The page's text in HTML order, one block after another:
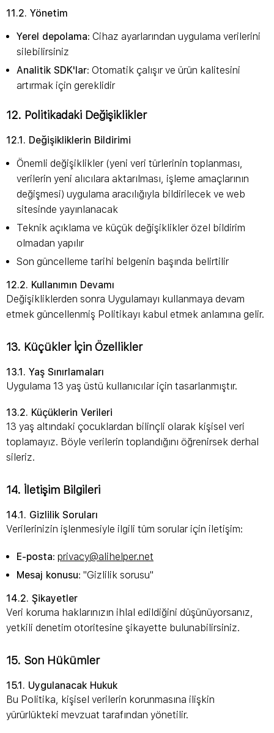
11.2. Yönetim
Yerel depolama: Cihaz ayarlarından uygulama verilerini
silebilirsiniz
Analitik SDK'lar: Otomatik çalışır ve ürün kalitesini
artırmak için gereklidir
12. Politikadaki Değişiklikler
12.1. Değişikliklerin Bildirimi
Önemli değişiklikler (yeni veri türlerinin toplanması,
verilerin yeni alıcılara aktarılması, işleme amaçlarının
değişmesi) uygulama aracılığıyla bildirilecek ve web
sitesinde yayınlanacak
Teknik açıklama ve küçük değişiklikler özel bildirim
olmadan yapılır
Son güncelleme tarihi belgenin başında belirtilir
12.2. Kullanımın Devamı
Değişikliklerden sonra Uygulamayı kullanmaya devam
etmek güncellenmiş Politikayı kabul etmek anlamına gelir.
13. Küçükler İçin Özellikler
13.1. Yaş Sınırlamaları
Uygulama 13 yaş üstü kullanıcılar için tasarlanmıştır.
13.2. Küçüklerin Verileri
13 yaş altındaki çocuklardan bilinçli olarak kişisel veri
toplamayız. Böyle verilerin toplandığını öğrenirsek derhal
sileriz.
14. İletişim Bilgileri
14.1. Gizlilik Soruları
Verilerinizin işlenmesiyle ilgili tüm sorular için iletişim:
E-posta: privacy@alihelper.net
Mesaj konusu: "Gizlilik sorusu"
14.2. Şikayetler
Veri koruma haklarınızın ihlal edildiğini düşünüyorsanız,
yetkili denetim otoritesine şikayette bulunabilirsiniz.
15. Son Hükümler
15.1. Uygulanacak Hukuk
Bu Politika, kişisel verilerin korunmasına ilişkin
yürürlükteki mevzuat tarafından yönetilir.